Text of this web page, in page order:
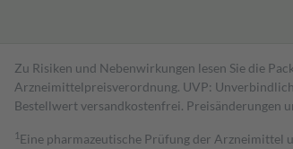
Zu Risiken und Nebenwirkungen lesen Sie die
Arzneimittelpreisverordnung. UVP:
Bestell­wert versand­kosten­frei. Preisänderungen
1 Eine pharmazeutische Prüfung der Arzneimittel